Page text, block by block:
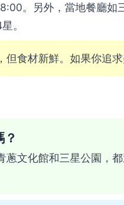
。另外，當地餐廳如
。
食材新鮮。如果你追求
蔥文化館和三星公園，